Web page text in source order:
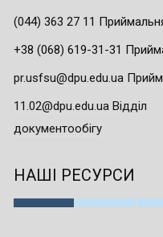
(044) 363 27 11
+38 (068) 619-31-31
pr.usfsu@dpu.edu.ua
11.02@dpu.edu.ua Відділ
документообігу
НАШІ РЕСУРСИ